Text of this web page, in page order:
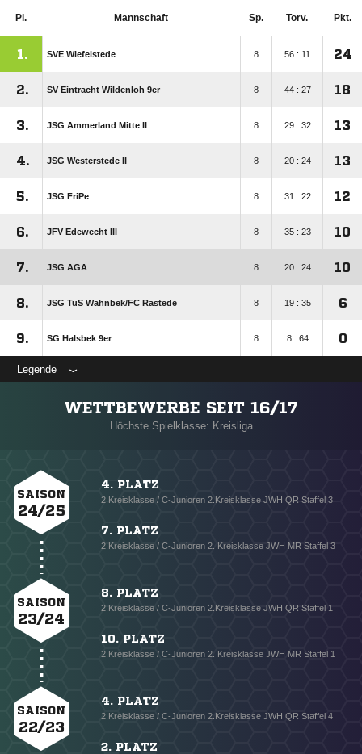
Pl. Mannschaft Sp. Torv. Pkt.
1. SVE Wiefelstede 8 56 : 11 24
2. SV Eintracht Wildenloh 9er 8 44 : 27 18
3. JSG Ammerland Mitte II 8 29 : 32 13
4. JSG Westerstede II 8 20 : 24 13
5. JSG FriPe 8 31 : 22 12
6. JFV Edewecht III 8 35 : 23 10
7. JSG AGA 8 20 : 24 10
8. JSG TuS Wahnbek/​FC Rastede 8 19 : 35 6
9. SG Halsbek 9er 8 8 : 64 0
Legende
WETTBEWERBE SEIT 16/17
Höchste Spielklasse: Kreisliga
SAISON
24/25
4. PLATZ
2.Kreisklasse / C-Junioren 2.Kreisklasse JWH QR Staffel 3
7. PLATZ
2.Kreisklasse / C-Junioren 2. Kreisklasse JWH MR Staffel 3
SAISON
23/24
8. PLATZ
2.Kreisklasse / C-Junioren 2.Kreisklasse JWH QR Staffel 1
10. PLATZ
2.Kreisklasse / C-Junioren 2. Kreisklasse JWH MR Staffel 1
SAISON
22/23
4. PLATZ
2.Kreisklasse / C-Junioren 2.Kreisklasse JWH QR Staffel 4
2. PLATZ